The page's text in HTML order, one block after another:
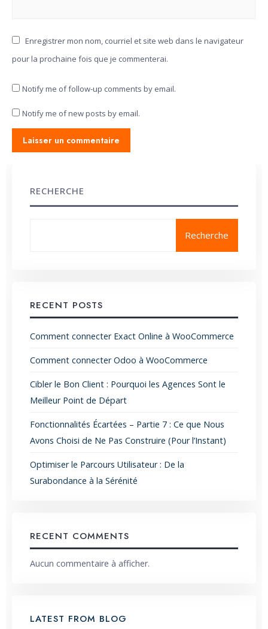
Enregistrer mon nom, courriel et site web dans le navigateur
pour la prochaine fois que je commenterai.
Notify me of follow-up comments by email.
Notify me of new posts by email.
RECHERCHE
Recherche
RECENT POSTS
Comment connecter Exact Online à WooCommerce
Comment connecter Odoo à WooCommerce
Cibler le Bon Client : Pourquoi les Agences Sont le
Meilleur Point de Départ
Fonctionnalités Écartées – Partie 7 : Ce que Nous
Avons Choisi de Ne Pas Construire (Pour l’Instant)
Optimiser le Parcours Utilisateur : De la
Surabondance à la Sérénité
RECENT COMMENTS
Aucun commentaire à afficher.
LATEST FROM BLOG